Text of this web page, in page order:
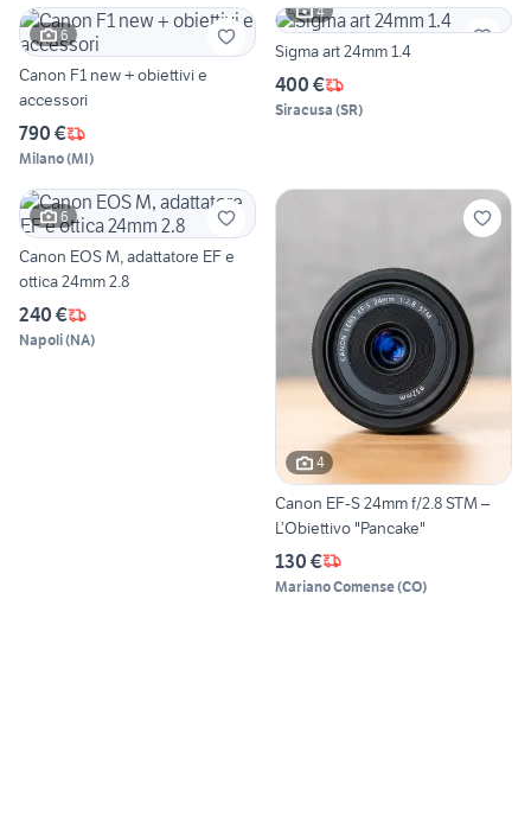
6
Canon F1 new + obiettivi e
accessori
790 €
Milano(MI)
4
Sigma art 24mm 1.4
400 €
Siracusa (SR)
6
Canon EOS M, adattatore EF e
ottica 24mm 2.8
240 €
Napoli(NA)
4
Canon EF-S 24mm f/2.8 STM –
L’Obiettivo "Pancake"
130 €
Mariano Comense(CO)